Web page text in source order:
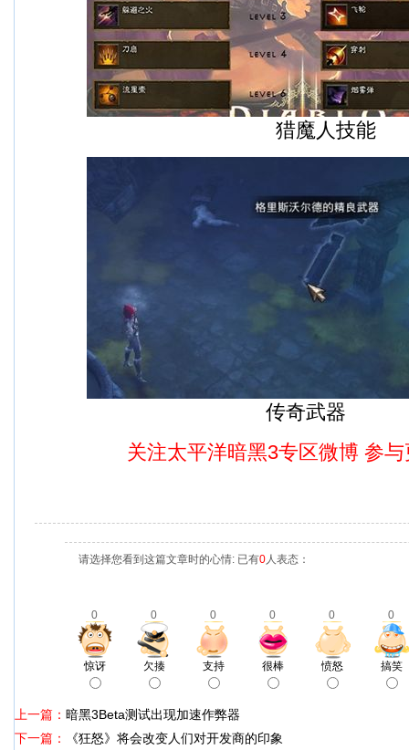
猎魔人技能
传奇武器
关注太平洋暗黑3专区微博 参与
请选择您看到这篇文章时的心情: 已有0人表态：
0 0 0 0 0 0
惊讶 欠揍 支持 很棒 愤怒 搞笑
上一篇： 暗黑3Beta测试出现加速作弊器
下一篇：
《狂怒》将会改变人们对开发商的印象